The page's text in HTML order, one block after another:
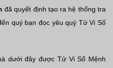
đã quyết định tạo ra hệ thống tra
quý bạn đọc yêu quý Tử Vi Số
dưới đây được Tử Vi Số Mệnh